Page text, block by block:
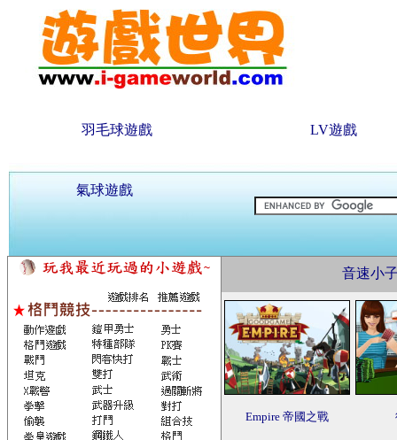
羽毛球遊戲 LV遊戲
氣球遊戲
音速小
Empire 帝國之戰